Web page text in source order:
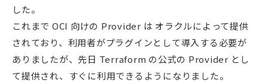
した。
これまで OCI 向けの Provider は オラクルによって提供
されており、利用者がプラグインとして導入する必要が
ありましたが、先日 Terraform の公式の Provider とし
て提供され、すぐに利用できるようになりました。